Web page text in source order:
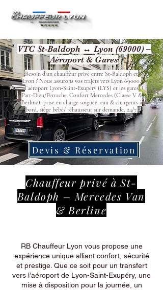
VTC St-Baldoph ↔ Lyon (69000) –
Aéroport & Gares
Besoin d’un chauffeur privé entre St-Baldoph et
Lyon ? Nous assurons vos trajets vers Lyon 69000,
l’aéroport Lyon‑Saint‑Exupéry (LYS) et les gares
Part‑Dieu/Perrache. Confort Mercedes (Classe V &
Berline), prise en charge soignée, eau & chargeurs à
bord, siège bébé/ réhausseur sur demande, 24/7.
Devis & Réservation
Chauffeur privé à St-
Baldoph – Mercedes Van
& Berline
RB Chauffeur Lyon vous propose une
expérience unique alliant confort, sécurité
et prestige. Que ce soit pour un transfert
vers l’aéroport de Lyon-Saint-Exupéry, une
mise à disposition pour la journée, un